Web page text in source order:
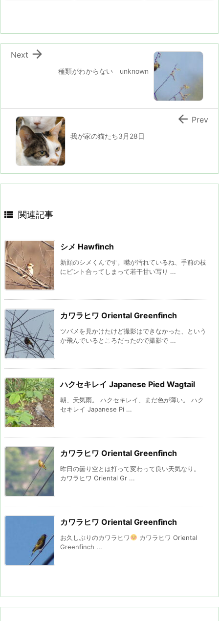
種類がわからない unknown

Next
我が家の猫たち3月28日
 Prev
 関連記事
シメ Hawfinch
新顔のシメくんです。嘴が汚れているね、手前の枝
にピント合ってしまって若干甘い写り ...
カワラヒワ Oriental Greenfinch
ツバメを見かけたけど撮影はできなかった、という
か飛んでいるところだったので撮影で ...
ハクセキレイ Japanese Pied Wagtail
朝、天気雨。 ハクセキレイ、まだ色が薄い。 ハク
セキレイ Japanese Pi ...
カワラヒワ Oriental Greenfinch
昨日の曇り空とは打って変わって良い天気なり。
カワラヒワ Oriental Gr ...
カワラヒワ Oriental Greenfinch
お久しぶりのカワラヒワ
カワラヒワ Oriental
Greenfinch ...